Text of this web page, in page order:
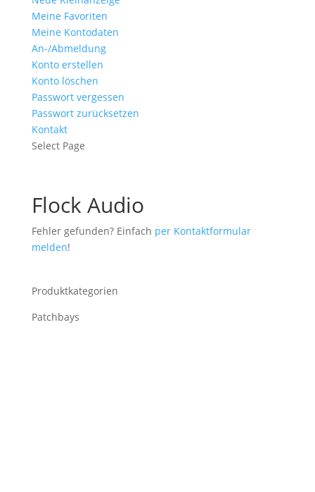
Meine Favoriten
Meine Kontodaten
An-/Abmeldung
Konto erstellen
Konto löschen
Passwort vergessen
Passwort zurücksetzen
Kontakt
Select Page
Flock Audio
Fehler gefunden? Einfach per Kontaktformular
melden!
Produktkategorien
Patchbays